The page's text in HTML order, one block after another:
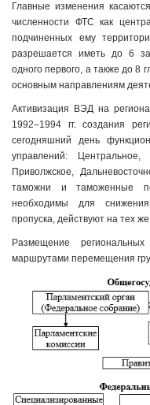
Главные изменения
численности ФТС как
подчиненных ему
разрешается иметь до 6
одного первого, а также до 8
основным направлениям
Активизация ВЭД на
1992–1994 гг. создания
сегодняшний день
управлений:
Приволжское,
таможни и таможенные
необходимы для снижения
пропуска, действуют на тех
Размещение
маршрутами перемещения